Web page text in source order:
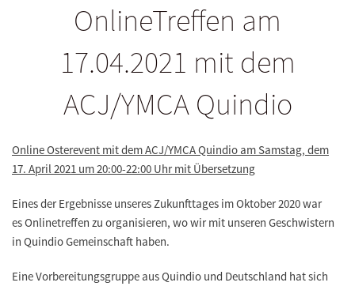
OnlineTreffen am
17.04.2021 mit dem
ACJ/YMCA Quindio
Online Osterevent mit dem ACJ/YMCA Quindio am Samstag, dem
17. April 2021 um 20:00-22:00 Uhr mit Übersetzung
Eines derErgebnisse unseres Zukunfttages im Oktober 2020 war
esOnlinetreffen zu organisieren, wo wir mit unseren Geschwistern
in Quindio Gemeinschaft haben.
Eine Vorbereitungsgruppe aus Quindio und Deutschland hat sich